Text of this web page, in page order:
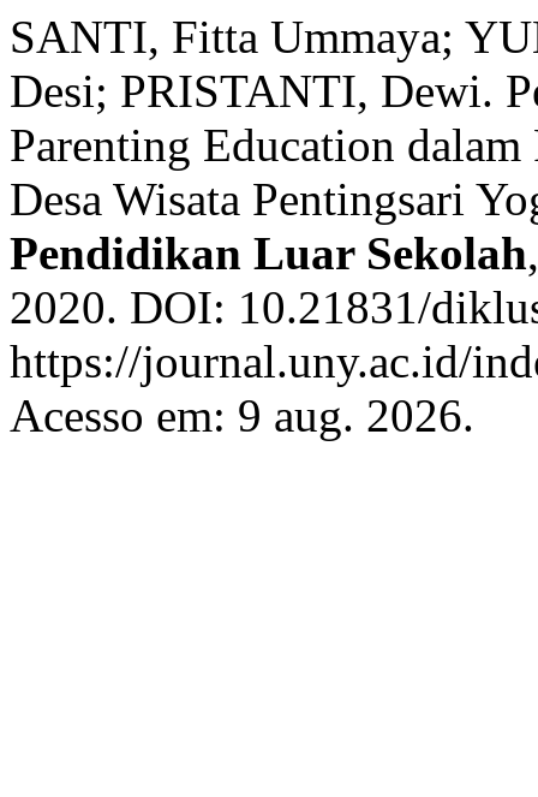
SANTI, Fitta Ummaya;
Desi; PRISTANTI, Dewi.
Parenting Education dalam
Desa Wisata Pentingsari
Pendidikan Luar Sekolah
2020. DOI: 10.21831/
https://journal.uny.ac.id/
Acesso em: 9 aug. 2026.